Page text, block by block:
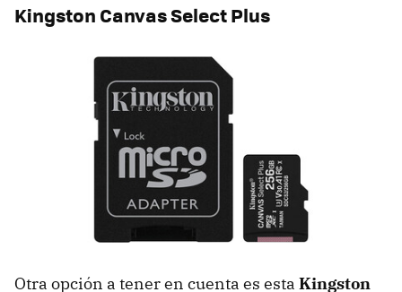
Kingston Canvas Select Plus
Otra opción a tener en cuenta es esta Kingston